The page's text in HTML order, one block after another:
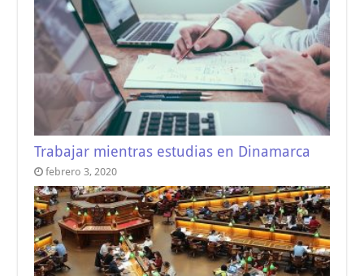
Trabajar mientras estudias en Dinamarca
febrero 3, 2020